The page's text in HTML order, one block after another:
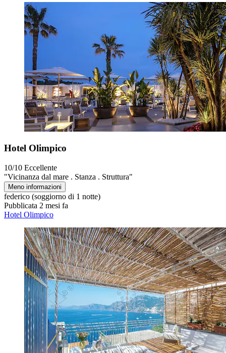
Hotel Olimpico
10/10 Eccellente
"Vicinanza dal mare . Stanza . Struttura"
Meno informazioni
federico (soggiorno di 1 notte)
Pubblicata 2 mesi fa
Hotel Olimpico